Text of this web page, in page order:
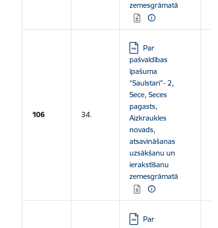
zemesgrāmatā
106 34.
Lejupielādēt:
Par
pašvaldības
īpašuma
“Saulstari”- 2,
Sece, Seces
pagasts,
Aizkraukles
novads,
atsavināšanas
uzsākšanu un
ierakstīšanu
zemesgrāmatā
Lejupielādēt:
Par